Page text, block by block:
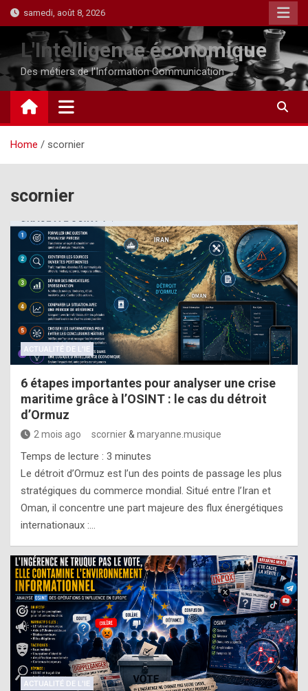
Skip
to
content
samedi, août 8, 2026
L'Intelligence économique
Des métiers de l'Information Communication
Home scornier
scornier
ACTUALITÉ DE L'IE
6 étapes importantes pour analyser une crise
maritime grâce à l’OSINT : le cas du détroit
d’Ormuz
2 mois ago scornier& maryanne.musique
Temps de lecture : 3 minutes
Le détroit d’Ormuz est l’un des points de passage les plus
stratégiques du commerce mondial. Situé entre l’Iran et
Oman, il concentre une part majeure des flux énergétiques
internationaux :…
ACTUALITÉ DE L'IE